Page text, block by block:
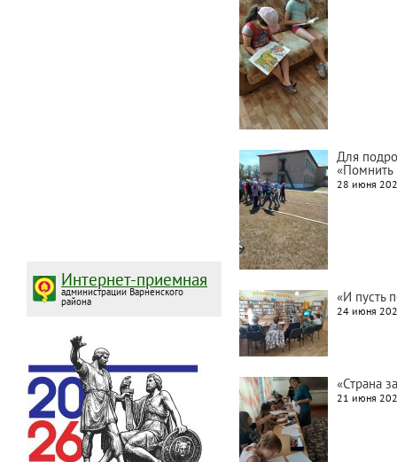
Для
«Помнить
28 июня
«И пусть
24 июня
«Страна
21 июня
Интернет-приемная
администрации Варненского
района